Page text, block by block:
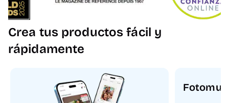
Crea tus productos fácil y
rápidamente